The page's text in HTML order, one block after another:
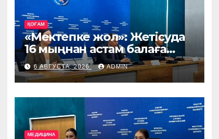
ҚОҒАМ
«Мектепке жол»: Жетісуда
16 мыңнан астам балаға
көмек көрсетіледі
6 АВГУСТА, 2026 ADMIN
МЕДИЦИНА